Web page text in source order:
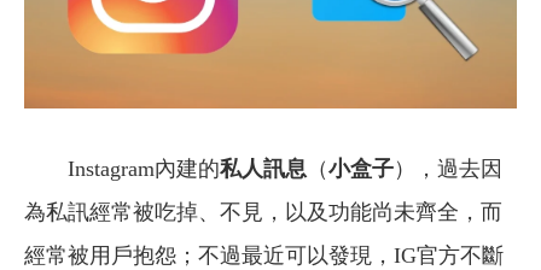
Instagram內建的私人訊息 （小盒子），過去因
為私訊經常被吃掉、不見，以及功能尚未齊全，而
經常被用戶抱怨；不過最近可以發現，IG官方不斷